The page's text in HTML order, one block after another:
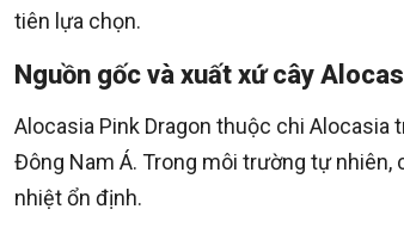
tiên lựa chọn.
Nguồn gốc và xuất xứ cây
Alocasia Pink Dragon thuộc chi Alocasia
Đông Nam Á. Trong môi trường tự nhiên,
nhiệt ổn định.